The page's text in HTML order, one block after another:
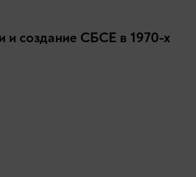
и создание СБСЕ в 1970-х